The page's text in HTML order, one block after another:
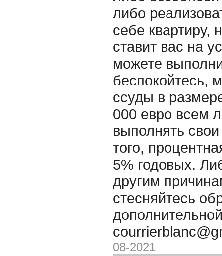
либо
себе квартиру,
ставит вас на
можете
беспокойтесь,
ссуды в
000 евро всем
выполнять
того,
5% годовых.
другим
стесняйтесь
08-2021